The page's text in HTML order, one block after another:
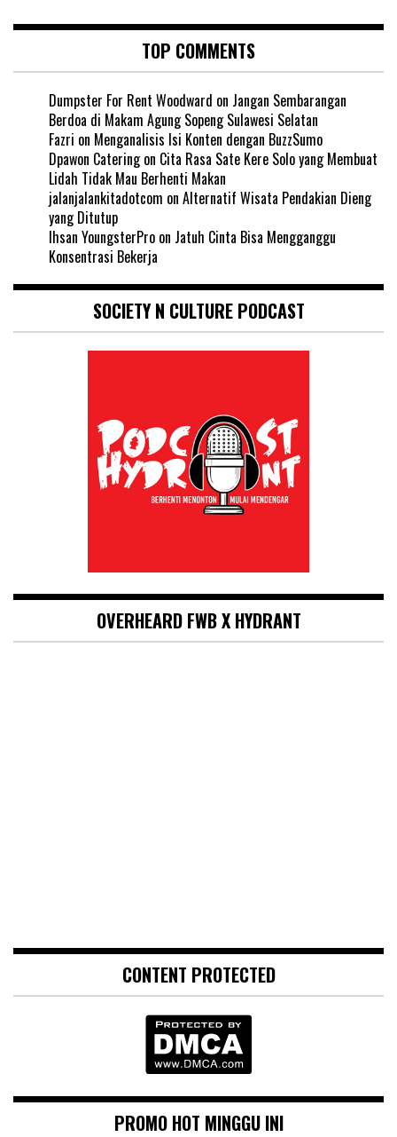
TOP COMMENTS
Dumpster For Rent Woodward on Jangan Sembarangan
Berdoa di Makam Agung Sopeng Sulawesi Selatan
Fazri on Menganalisis Isi Konten dengan BuzzSumo
Dpawon Cateringon Cita Rasa Sate Kere Solo yang Membuat
Lidah Tidak Mau Berhenti Makan
jalanjalankitadotcom on Alternatif Wisata Pendakian Dieng
yang Ditutup
Ihsan YoungsterPro on Jatuh Cinta Bisa Mengganggu
Konsentrasi Bekerja
SOCIETY N CULTURE PODCAST
OVERHEARD FWB X HYDRANT
CONTENT PROTECTED
PROMO HOT MINGGU INI